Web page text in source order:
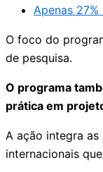
Apenas
O foco do
de pesquisa.
O programa
prática em
A ação integra
internacionais